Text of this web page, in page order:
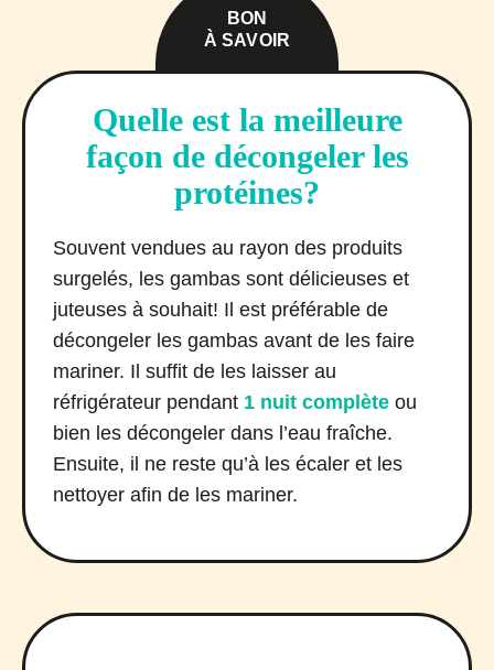
BON
À SAVOIR
Quelle est la meilleure
façon de décongeler les
protéines?
Souvent vendues au rayon des produits
surgelés, les gambas sont délicieuses et
juteuses à souhait! Il est préférable de
décongeler les gambas avant de les faire
mariner. Il suffit de les laisser au
réfrigérateur pendant 1 nuit complète ou
bien les décongeler dans l’eau fraîche.
Ensuite, il ne reste qu’à les écaler et les
nettoyer afin de les mariner.